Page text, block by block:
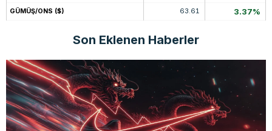
GÜMÜŞ/ONS ($) 63.61 3.37%
Son Eklenen Haberler